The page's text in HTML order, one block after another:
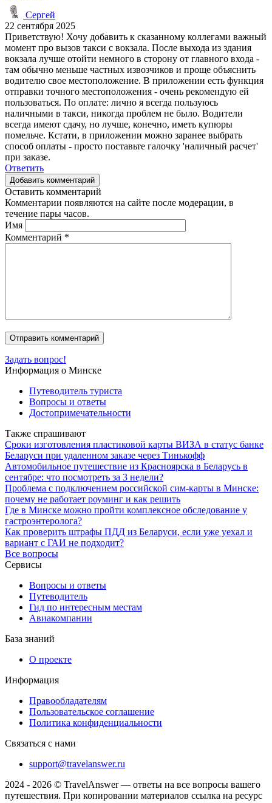
Сергей
22 сентября 2025
Приветствую! Хочу добавить к сказанному коллегами важный
момент про вызов такси с вокзала. После выхода из здания
вокзала лучше отойти немного в сторону от главного входа -
там обычно меньше частных извозчиков и проще объяснить
водителю свое местоположение. В приложении есть функция
отправки точного местоположения - очень рекомендую ей
пользоваться. По оплате: лично я всегда пользуюсь
наличными в такси, никогда проблем не было. Водители
всегда имеют сдачу, но лучше, конечно, иметь купюры
помельче. Кстати, в приложении можно заранее выбрать
способ оплаты - просто поставьте галочку 'наличный расчет'
при заказе.
Ответить
Добавить комментарий
Оставить комментарий
Комментарии появляются на сайте после модерации, в
течение пары часов.
Имя
Комментарий *
Задать вопрос!
Информация о Минске
Путеводитель туриста
Вопросы и ответы
Достопримечательности
Также спрашивают
Сроки изготовления пластиковой карты ВИЗА в статус банке
Беларуси при удаленном заказе через Тинькофф
Автомобильное путешествие из Красноярска в Беларусь в
сентябре: что посмотреть за 3 недели?
Проблема с подключением российской сим-карты в Минске:
почему не работает роуминг и как решить
Где в Минске можно пройти комплексное обследование у
гастроэнтеролога?
Как проверить штрафы ПДД из Беларуси, если уже уехал и
вариант с ГАИ не подходит?
Все вопросы
Сервисы
Вопросы и ответы
Путеводитель
Гид по интересным местам
Авиакомпании
База знаний
О проекте
Информация
Правообладателям
Пользовательское соглашение
Политика конфиденциальности
Связаться с нами
support@travelanswer.ru
2024 - 2026 © TravelAnswer — ответы на все вопросы вашего
путешествия. При копировании материалов ссылка на ресурс